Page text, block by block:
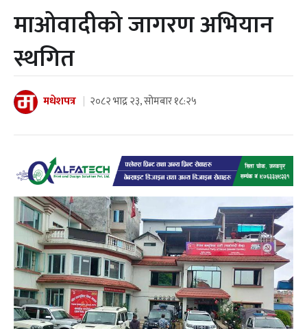
माओवादीको जागरण अभियान
स्थगित
मधेशपत्र २०८२ भाद्र २३, सोमबार १८:२५